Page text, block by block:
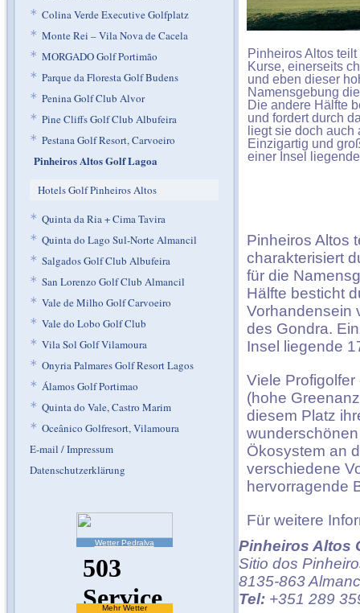
* Colina Verde Executive Golfplatz
* Monte Rei – Vila Nova de Cacela
* MORGADO Golf Portimão
* Parque da Floresta Golf Budens
* Penina Golf Club Alvor
* Pine Cliffs Golf Club Albufeira
* Pestana Golf Resort, Carvoeiro
Pinheiros Altos Golf Lagoa
Hotels Golf Pinheiros Altos
* Quinta da Ria + Cima Tavira
* Quinta do Lago Sul-Norte Almancil
* Salgados Golf Club Albufeira
* San Lorenzo Golf Club Almancil
* Vale de Milho Golf Carvoeiro
* Vale do Lobo Golf Club
* Vila Sol Golf Vilamoura
* Onyria Palmares Golf Resort Lagos
* Álamos Golf Portimao
* Quinta do Vale, Castro Marim
* Oceânico Golfresort, Vilamoura
E-mail / Impressum
Datenschutzerklärung
Wetter Pedralva
Mehr Wetter
Pinheiros Altos
Kurse, einerseits
und eben dieser
Namensgebung
Die andere Hälfte
und fordert durch
liegt sie doch
Einzigartig und
einer Insel
Pinheiros Altos
charakterisiert
für die
Hälfte besticht
Vorhandensein
des Gondra.
Insel liegende
Viele
(hohe
diesem Platz
Ökosystem an
verschiedene
hervorragende
Für weitere
Pinheiros Altos
Sitio dos
8135-863
Tel: +351 289